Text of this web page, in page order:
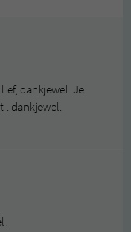
dankjewel. Je
. dankjewel.